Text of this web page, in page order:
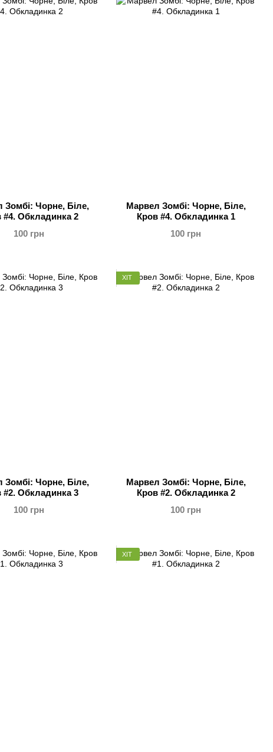
Зомбі: Чорне, Біле,
#4. Обкладинка 2
100 грн
Марвел Зомбі: Чорне, Біле,
Кров #4. Обкладинка 1
100 грн
Зомбі: Чорне, Біле,
#2. Обкладинка 3
100 грн
ХІТ
Марвел Зомбі: Чорне, Біле,
Кров #2. Обкладинка 2
100 грн
ХІТ